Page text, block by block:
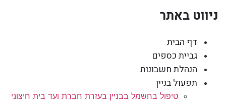
ניווט באתר
דף הבית
גביית כספים
הנהלת חשבונות
תפעול בניין
טיפול בחשמל בבניין בעזרת חברת ועד בית חיצוני